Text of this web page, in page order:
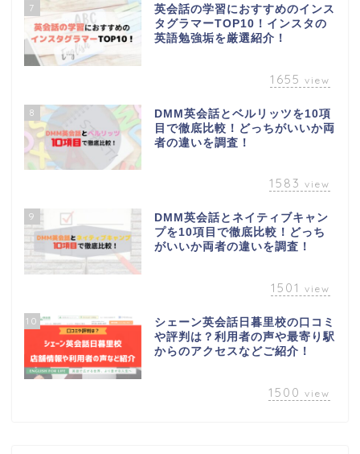
7
英会話の学習におすすめのインス
タグラマーTOP10！インスタの
英語勉強垢を厳選紹介！
1655 view
8
DMM英会話とベルリッツを10項
目で徹底比較！どっちがいいか両
者の違いを調査！
1583 view
9
DMM英会話とネイティブキャン
プを10項目で徹底比較！どっち
がいいか両者の違いを調査！
1501 view
10
シェーン英会話日暮里校の口コミ
や評判は？利用者の声や最寄り駅
からのアクセスなどご紹介！
1500 view